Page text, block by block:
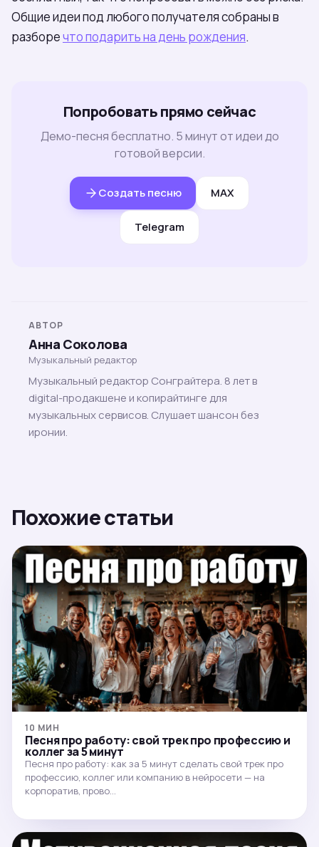
Общие идеи под любого получателя собраны в
разборечто подарить на день рождения.
Попробовать прямо сейчас
Демо-песня бесплатно. 5 минут от идеи до
готовой версии.
Создать песню MAX
Telegram
АВТОР
Анна Соколова
Музыкальный редактор
Музыкальный редактор Сонграйтера. 8 лет в
digital-продакшене и копирайтинге для
музыкальных сервисов. Слушает шансон без
иронии.
Похожие статьи
10 МИН
Песня про работу: свой трек про профессию и
коллег за 5 минут
Песня про работу: как за 5 минут сделать свой трек про
профессию, коллег или компанию в нейросети — на
корпоратив, прово…